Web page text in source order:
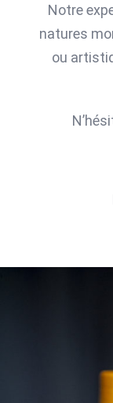
Notre
natures
ou